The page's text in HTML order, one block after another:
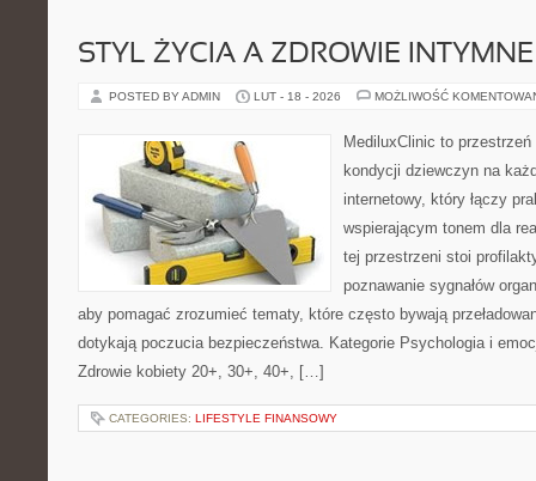
STYL ŻYCIA A ZDROWIE INTYMNE
POSTED BY ADMIN LUT - 18 - 2026 MOŻLIWOŚĆ
MediluxClinic to
kondycji dziewczyn na
internetowy, który łączy
wspierającym tonem dla
tej przestrzeni stoi
poznawanie sygnałów
aby pomagać zrozumieć tematy, które często bywają
dotykają poczucia bezpieczeństwa. Kategorie Psychologia i
Zdrowie kobiety 20+, 30+, 40+, […]
CATEGORIES: LIFESTYLE FINANSOWY